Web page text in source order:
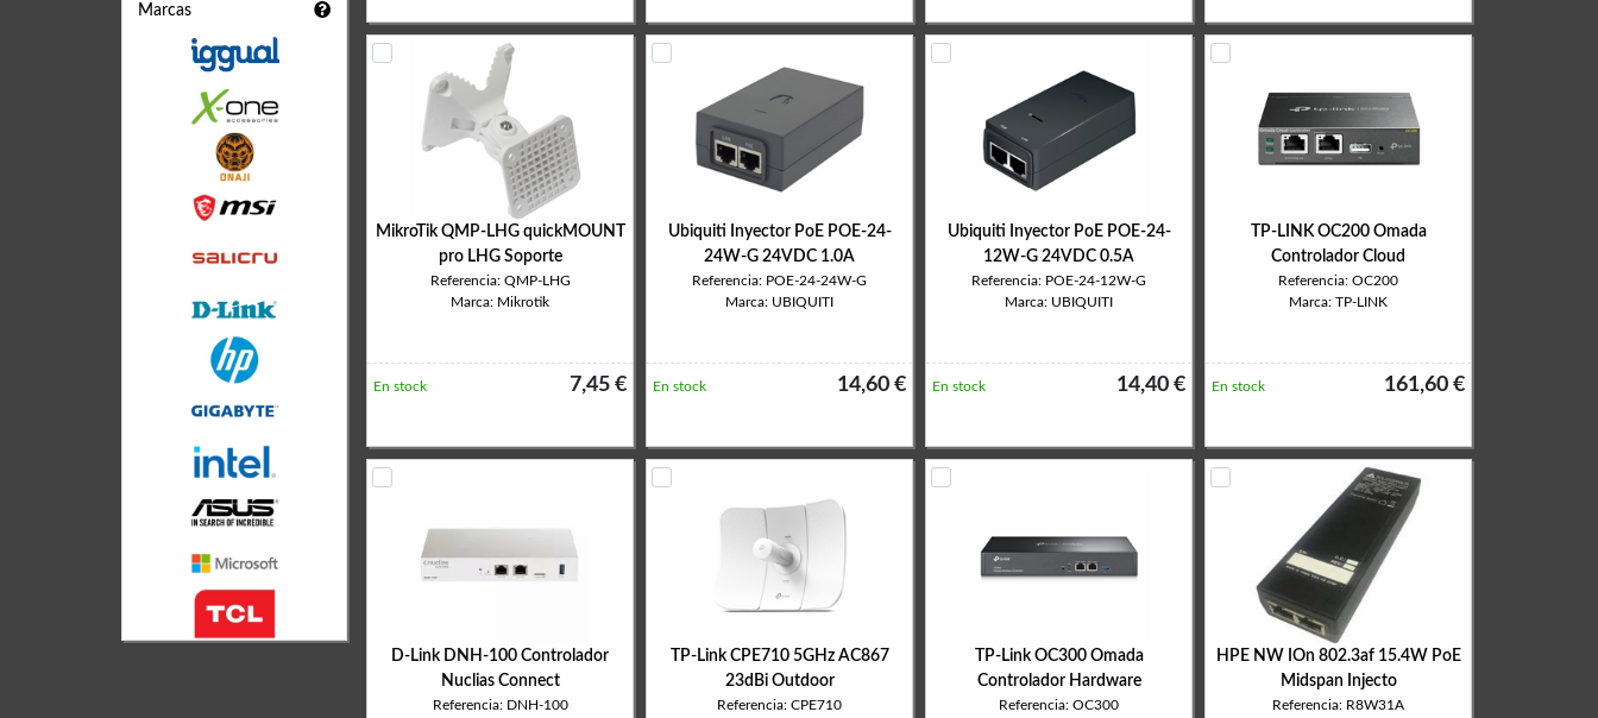
Marcas
MikroTik QMP-LHG quickMOUNT
pro LHG Soporte
Referencia: QMP-LHG
Marca: Mikrotik
7,45 €
En stock
Ubiquiti Inyector PoE POE-24-
24W-G 24VDC 1.0A
Referencia: POE-24-24W-G
Marca: UBIQUITI
14,60 €
En stock
Ubiquiti Inyector PoE POE-24-
12W-G 24VDC 0.5A
Referencia: POE-24-12W-G
Marca: UBIQUITI
14,40 €
En stock
TP-LINK OC200 Omada
Controlador Cloud
Referencia: OC200
Marca: TP-LINK
161,60 €
En stock
D-Link DNH-100 Controlador
Nuclias Connect
Referencia: DNH-100
TP-Link CPE710 5GHz AC867
23dBi Outdoor
Referencia: CPE710
TP-Link OC300 Omada
Controlador Hardware
Referencia: OC300
HPE NW IOn 802.3af 15.4W PoE
Midspan Injecto
Referencia: R8W31A